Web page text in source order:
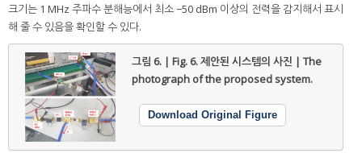
크기는 1 MHz 주파수 분해능에서 최소 −50 dBm 이상의 전력을 감지해서 표시
해 줄 수 있음을 확인할 수 있다.
그림 6. | Fig. 6.제안된 시스템의 사진 | The
photograph of the proposed system.
Download Original Figure